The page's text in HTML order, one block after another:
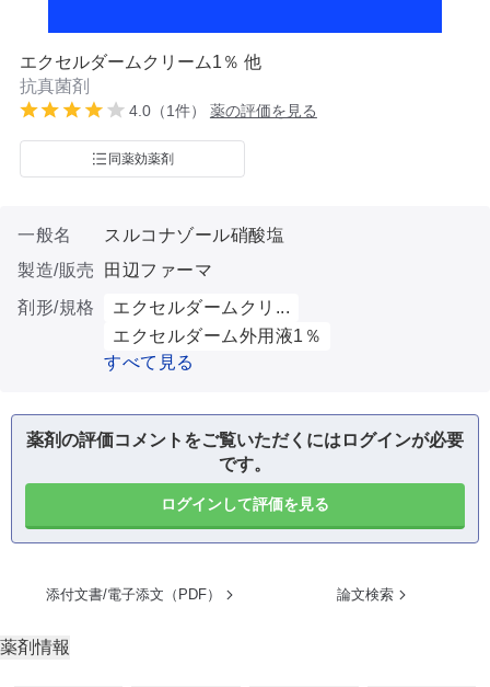
エクセルダームクリーム1％ 他
抗真菌剤
4.0（1件） 薬の評価を見る
同薬効薬剤
一般名
スルコナゾール硝酸塩
製造/販売
田辺ファーマ
剤形/規格
エクセルダームクリ...
エクセルダーム外用液1％
すべて見る
薬剤の評価コメントをご覧いただくにはログインが必要
です。
ログインして評価を見る
添付文書/電子添文（PDF） 論文検索
薬剤情報